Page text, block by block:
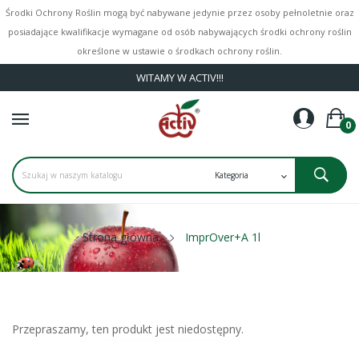
Środki Ochrony Roślin mogą być nabywane jedynie przez osoby pełnoletnie oraz
posiadające kwalifikacje wymagane od osób nabywających środki ochrony roślin
określone w ustawie o środkach ochrony roślin.
WITAMY W ACTIV!!!
0
Strona główna ImprOver+A 1l
Przepraszamy, ten produkt jest niedostępny.